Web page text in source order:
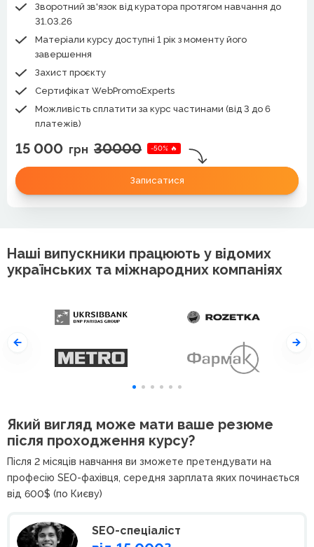
Зворотний зв'язок від куратора протягом навчання до
31.03.26
Матеріали курсу доступні 1 рік з моменту його
завершення
Захист проєкту
Сертифікат WebPromoExperts
Можливість сплатити за курс частинами (від 3 до 6
платежів)
15 000 грн 30000 -50% 🔥
Записатися
Наші випускники працюють у відомих
українських та міжнародних компаніях
Який вигляд може мати ваше резюме
після проходження курсу?
Після 2 місяців навчання ви зможете претендувати на
професію SEO-фахівця, середня зарплата яких починається
від 600$ (по Києву)
SEO-спеціаліст